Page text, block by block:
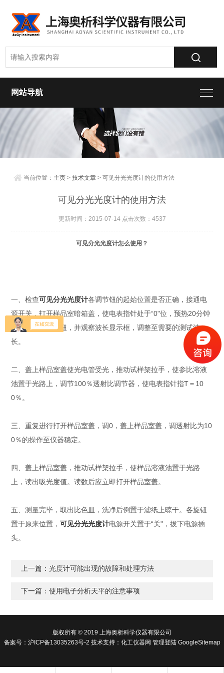
网站导航
当前位置： 主页 >技术文章 > 可见分光光度计的使用方法
可见分光光度计的使用方法
更新时间：2015-07-14 点击次数：4537
可见分光光度计怎么使用？
一、检查可见分光光度计各调节钮的起始位置是否正确，接通电
源开关，打开样品室暗箱盖，使电表指针处于“0"位，预热20分钟
后，转动波长旋钮，并观察波长显示框，调整至需要的测试波
长。
二、盖上样品室盖使光电管受光，推动试样架拉手，使参比溶液
池置于光路上，调节100％透射比调节器，使电表指针指T＝10
0％。
三、重复进行打开样品室盖，调0，盖上样品室盖，调透射比为10
0％的操作至仪器稳定。
四、盖上样品室盖，推动试样架拉手，使样品溶液池置于光路
上，读出吸光度值。读数后应立即打开样品室盖。
五、测量完毕，取出比色皿，洗净后倒置于滤纸上晾干。各旋钮
置于原来位置，可见分光光度计电源开关置于“关"，拔下电源插
头。
上一篇：光度计可能出现的故障和处理方法
下一篇：使用电子分析天平的注意事项
版权所有 © 2019 上海奥析科学仪器有限公司
备案号： 沪ICP备13035263号-2 技术支持： 化工仪器网 管理登陆 GoogleSitemap